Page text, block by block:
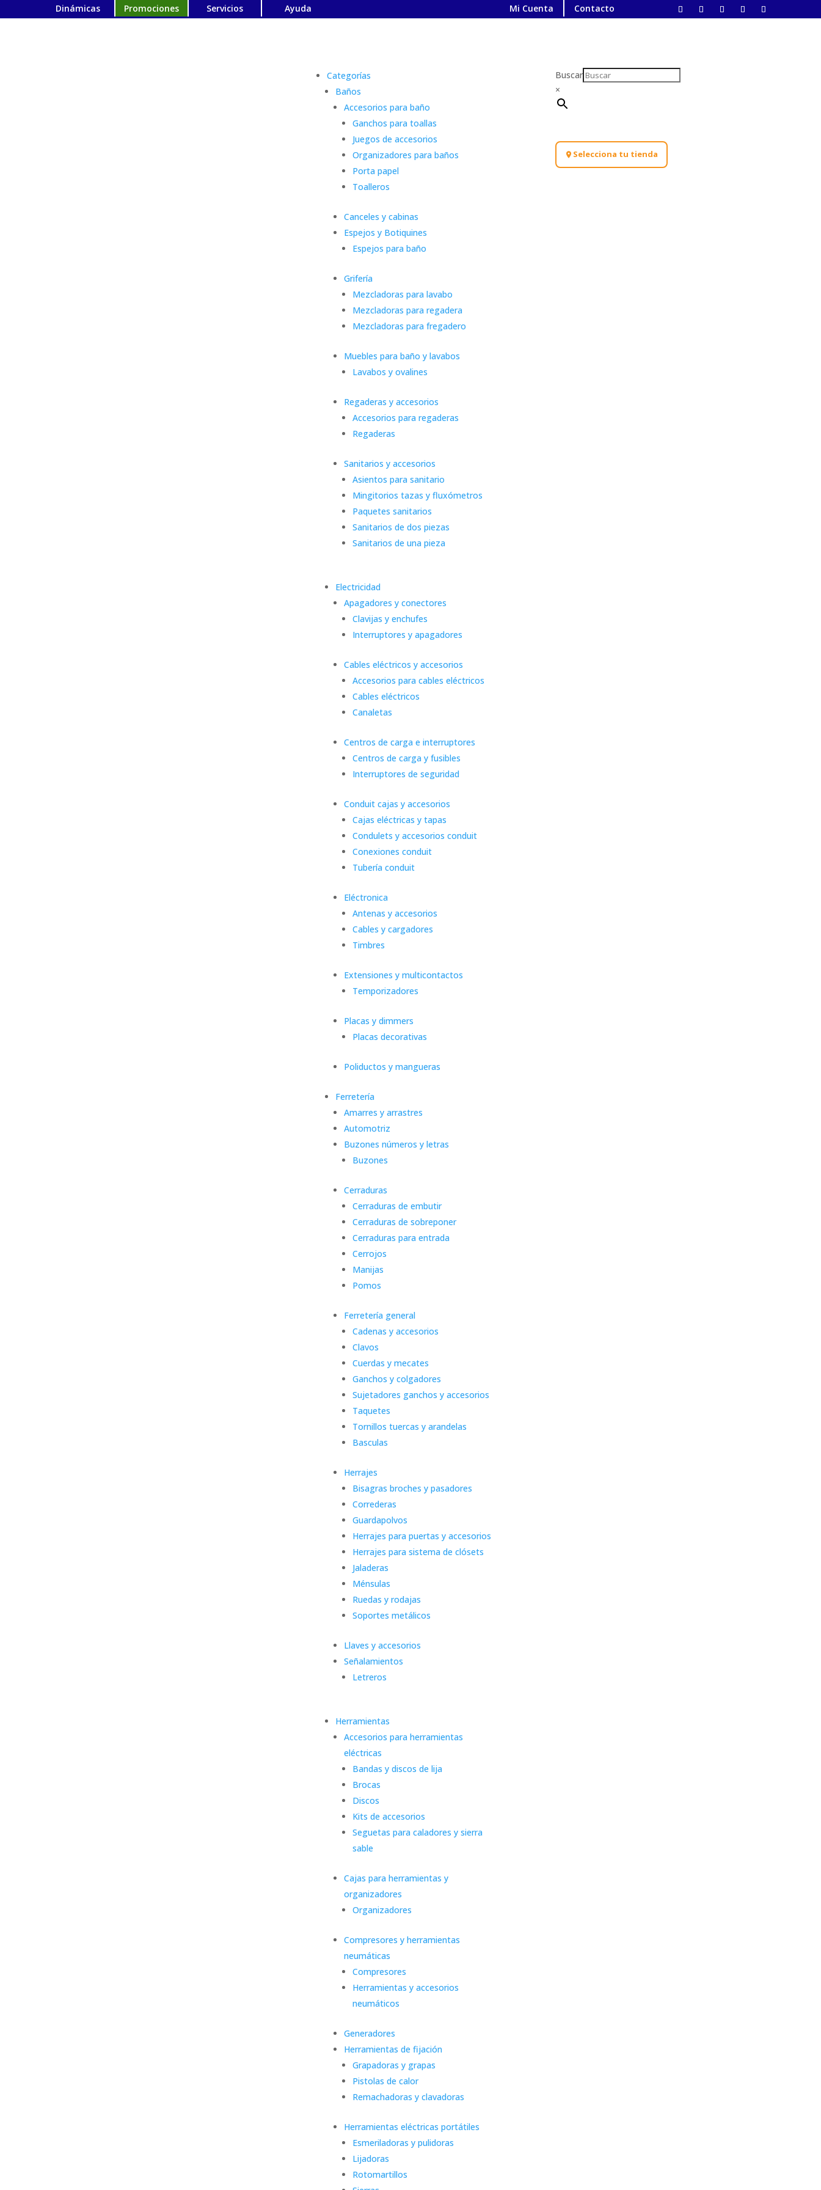
Dinámicas Promociones Servicios Ayuda Mi Cuenta Contacto
Categorías
Baños
Accesorios para baño
Ganchos para toallas
Juegos de accesorios
Organizadores para baños
Porta papel
Toalleros
Canceles y cabinas
Espejos y Botiquines
Espejos para baño
Grifería
Mezcladoras para lavabo
Mezcladoras para regadera
Mezcladoras para fregadero
Muebles para baño y lavabos
Lavabos y ovalines
Regaderas y accesorios
Accesorios para regaderas
Regaderas
Sanitarios y accesorios
Asientos para sanitario
Mingitorios tazas y fluxómetros
Paquetes sanitarios
Sanitarios de dos piezas
Sanitarios de una pieza
Electricidad
Apagadores y conectores
Clavijas y enchufes
Interruptores y apagadores
Cables eléctricos y accesorios
Accesorios para cables eléctricos
Cables eléctricos
Canaletas
Centros de carga e interruptores
Centros de carga y fusibles
Interruptores de seguridad
Conduit cajas y accesorios
Cajas eléctricas y tapas
Condulets y accesorios conduit
Conexiones conduit
Tubería conduit
Eléctronica
Antenas y accesorios
Cables y cargadores
Timbres
Extensiones y multicontactos
Temporizadores
Placas y dimmers
Placas decorativas
Poliductos y mangueras
Ferretería
Amarres y arrastres
Automotriz
Buzones números y letras
Buzones
Cerraduras
Cerraduras de embutir
Cerraduras de sobreponer
Cerraduras para entrada
Cerrojos
Manijas
Pomos
Ferretería general
Cadenas y accesorios
Clavos
Cuerdas y mecates
Ganchos y colgadores
Sujetadores ganchos y accesorios
Taquetes
Tornillos tuercas y arandelas
Basculas
Herrajes
Bisagras broches y pasadores
Correderas
Guardapolvos
Herrajes para puertas y accesorios
Herrajes para sistema de clósets
Jaladeras
Ménsulas
Ruedas y rodajas
Soportes metálicos
Llaves y accesorios
Señalamientos
Letreros
Herramientas
Accesorios para herramientas
eléctricas
Bandas y discos de lija
Brocas
Discos
Kits de accesorios
Seguetas para caladores y sierra
sable
Cajas para herramientas y
organizadores
Organizadores
Compresores y herramientas
neumáticas
Compresores
Herramientas y accesorios
neumáticos
Generadores
Herramientas de fijación
Grapadoras y grapas
Pistolas de calor
Remachadoras y clavadoras
Herramientas eléctricas portátiles
Esmeriladoras y pulidoras
Lijadoras
Rotomartillos
Buscar
×
Selecciona tu tienda